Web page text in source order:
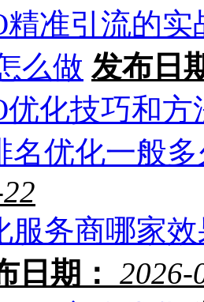
精准引流的实
么做 发布日
优化技巧和方
名优化一般
服务商哪家
日期： 2026-